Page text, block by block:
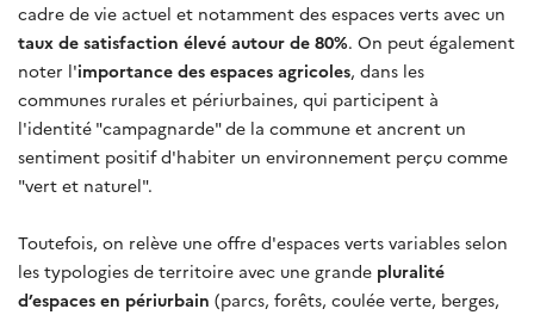
cadre de vie actuel et notamment des espaces verts avec un
taux de satisfaction élevé autour de 80%. On peut également
noter l'importance des espaces agricoles, dans les
communes rurales et périurbaines, qui participent à
l'identité "campagnarde" de la commune et ancrent un
sentiment positif d'habiter un environnement perçu comme
"vert et naturel".
Toutefois, on relève une offre d'espaces verts variables selon
les typologies de territoire avec une grande pluralité
d’espaces en périurbain (parcs, forêts, coulée verte, berges,